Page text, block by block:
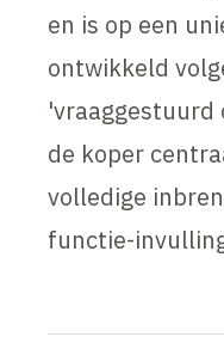
en is op een
ontwikkeld
de koper
volledige
functie-